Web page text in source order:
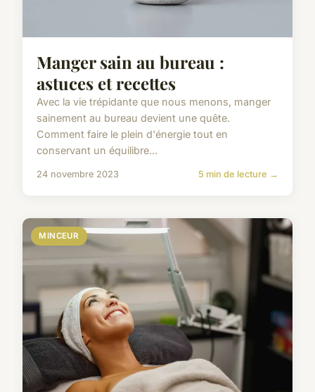
Manger sain au bureau :
astuces et recettes
Avec la vie trépidante que nous menons, manger
sainement au bureau devient une quête.
Comment faire le plein d'énergie tout en
conservant un équilibre...
24 novembre 2023 5 min de lecture →
MINCEUR